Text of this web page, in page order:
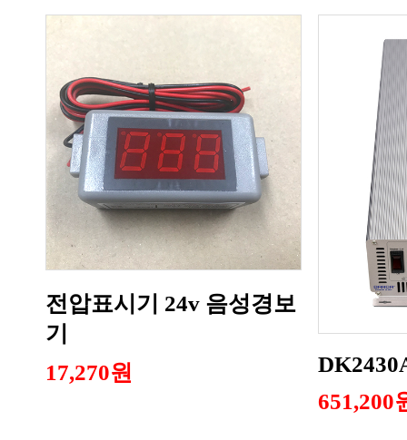
기
17,270원
651,200